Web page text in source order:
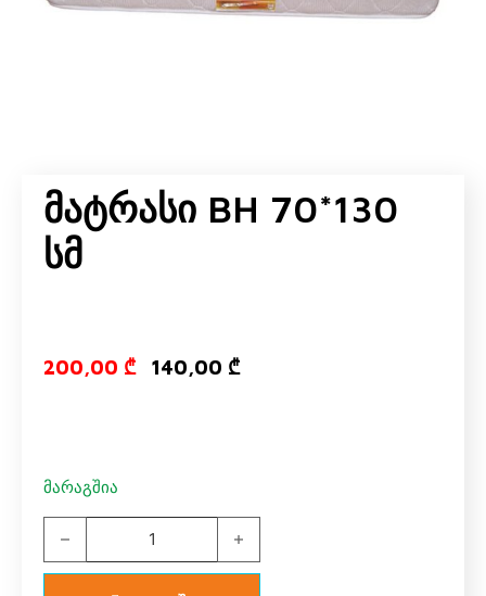
Მატრასი BH 70*130
Სმ
200,00 ₾ Original
140,00 ₾Current
მარაგშია
მატრასი BH 70*130 სმ quantity